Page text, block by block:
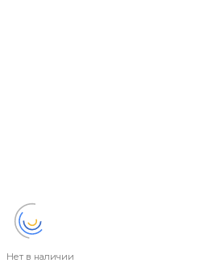
Нет в наличии